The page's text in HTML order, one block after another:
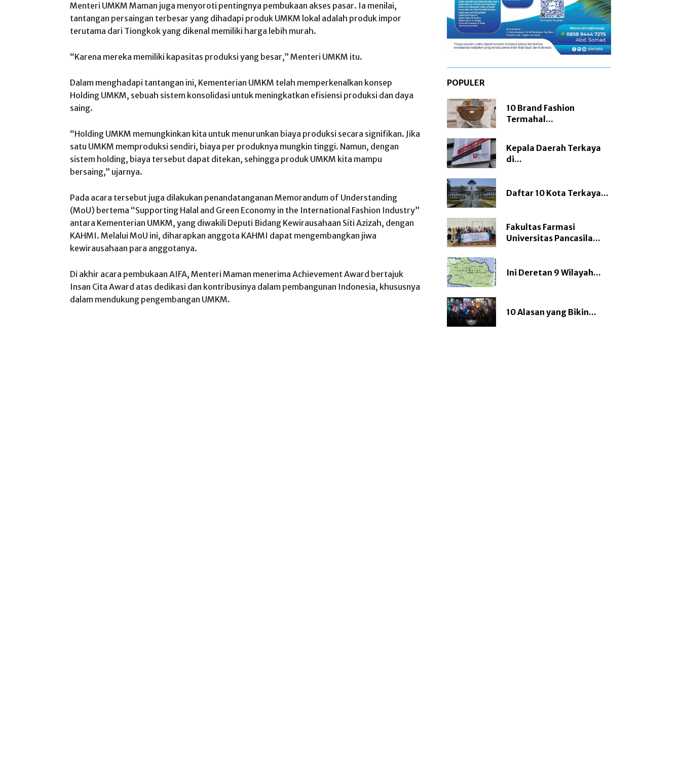
Menteri UMKM Maman juga menyoroti pentingnya pembukaan akses pasar. Ia menilai,
tantangan persaingan terbesar yang dihadapi produk UMKM lokal adalah produk impor
terutama dari Tiongkok yang dikenal memiliki harga lebih murah.
“Karena mereka memiliki kapasitas produksi yang besar,” Menteri UMKM itu.
Dalam menghadapi tantangan ini, Kementerian UMKM telah memperkenalkan konsep
Holding UMKM, sebuah sistem konsolidasi untuk meningkatkan efisiensi produksi dan daya
saing.
“Holding UMKM memungkinkan kita untuk menurunkan biaya produksi secara signifikan. Jika
satu UMKM memproduksi sendiri, biaya per produknya mungkin tinggi. Namun, dengan
sistem holding, biaya tersebut dapat ditekan, sehingga produk UMKM kita mampu
bersaing,” ujarnya.
Pada acara tersebut juga dilakukan penandatanganan Memorandum of Understanding
(MoU) bertema “Supporting Halal and Green Economy in the International Fashion Industry”
antara Kementerian UMKM, yang diwakili Deputi Bidang Kewirausahaan Siti Azizah, dengan
KAHMI. Melalui MoU ini, diharapkan anggota KAHMI dapat mengembangkan jiwa
kewirausahaan para anggotanya.
Di akhir acara pembukaan AIFA, Menteri Maman menerima Achievement Award bertajuk
Insan Cita Award atas dedikasi dan kontribusinya dalam pembangunan Indonesia, khususnya
dalam mendukung pengembangan UMKM.
POPULER
10 Brand Fashion
Termahal...
Kepala Daerah Terkaya
di...
Daftar 10 Kota Terkaya...
Fakultas Farmasi
Universitas Pancasila...
Ini Deretan 9 Wilayah...
10 Alasan yang Bikin...